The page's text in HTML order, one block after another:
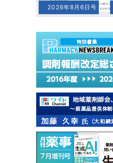
2026年8月6日号